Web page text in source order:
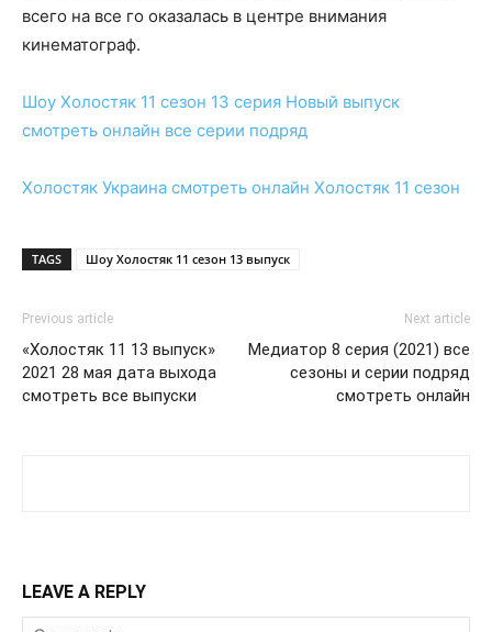
всего на все го оказалась в центре внимания
кинематограф.
Шоу Холостяк 11 сезон 13 серия Новый выпуск
смотреть онлайн все серии подряд
Холостяк Украина смотреть онлайн Холостяк 11 сезон
TAGS Шоу Холостяк 11 сезон 13 выпуск
Previous article
«Холостяк 11 13 выпуск»
2021 28 мая дата выхода
смотреть все выпуски
Next article
Медиатор 8 серия (2021) все
сезоны и серии подряд
смотреть онлайн
LEAVE A REPLY